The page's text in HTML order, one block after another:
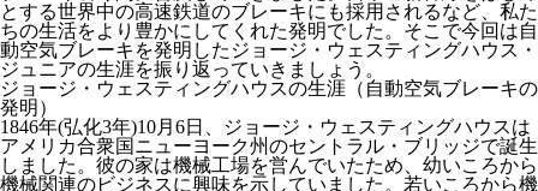
とする世界中の高速鉄道のブレーキにも採用されるなど、私た
ちの生活をより豊かにしてくれた発明でした。そこで今回は自
動空気ブレーキを発明したジョージ・ウェスティングハウス・
ジュニアの生涯を振り返っていきましょう。
ジョージ・ウェスティングハウスの生涯（自動空気ブレーキの
発明）
1846年(弘化3年)10月6日、ジョージ・ウェスティングハウスは
アメリカ合衆国ニューヨーク州のセントラル・ブリッジで誕生
しました。彼の家は機械工場を営んでいたため、幼いころから
機械関連のビジネスに興味を示していました。若いころから機